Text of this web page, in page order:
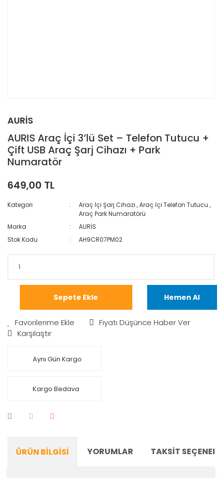
AURİS
AURIS Araç İçi 3’lü Set – Telefon Tutucu +
Çift USB Araç Şarj Cihazı + Park
Numaratör
649,00 TL
Kategori Araç İçi Şarj Cihazı ,Araç İçi Telefon Tutucu ,
Araç Park Numaratörü
Marka
AURİS
Stok Kodu
AH9CR07PM02
Sepete Ekle Hemen Al
Fiyatı Düşünce Haber Ver
Karşılaştır
Aynı Gün Kargo
Kargo Bedava
ÜRÜN BILGISI YORUMLAR TAKSIT